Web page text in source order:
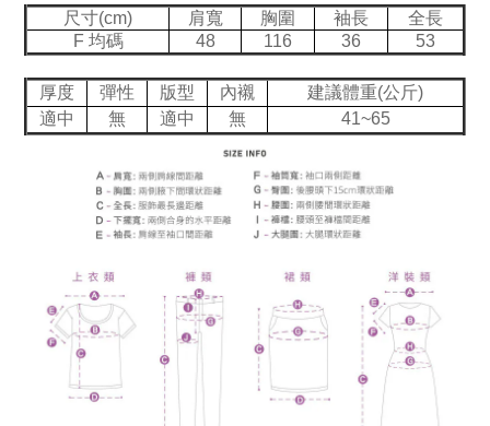
尺寸(cm) 肩寬 胸圍 袖長
全長
F 均碼
48 116 36 53
厚度 彈性 版型 內襯
建議體重(公斤)
適中
無 適中 無 41~65